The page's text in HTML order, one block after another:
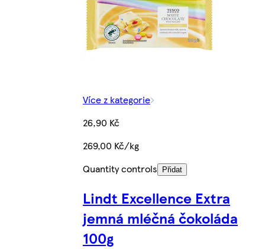
Více z kategorie
26,90 Kč
269,00 Kč/kg
Quantity controls
Přidat
Lindt Excellence Extra
jemná mléčná čokoláda
100g